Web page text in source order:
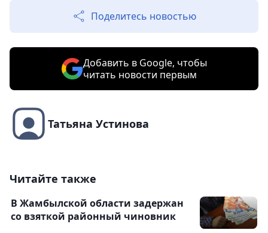
Поделитесь новостью
Добавить в Google, чтобы
читать новости первым
Татьяна Устинова
Читайте также
В Жамбылской области задержан
со взяткой районный чиновник